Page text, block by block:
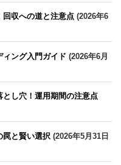
回収への道と注意点 (2026年6
ィング入門ガイド (2026年6月
し穴！運用期間の注意点
罠と賢い選択 (2026年5月31日